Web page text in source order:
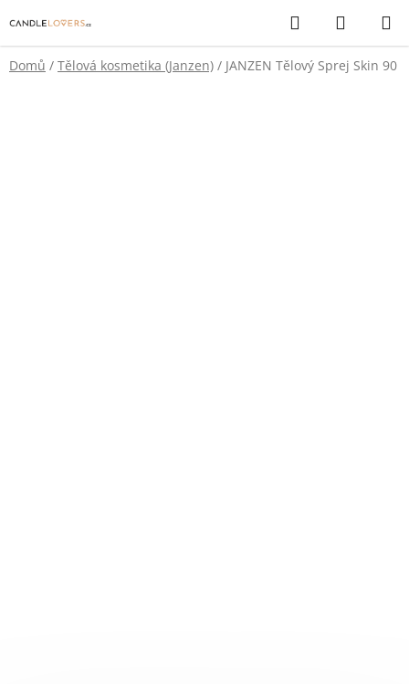
na
obsah
Hledat
KOŠÍK
Domů / Tělová kosmetika (Janzen) / JANZEN Tělový Sprej Skin 90